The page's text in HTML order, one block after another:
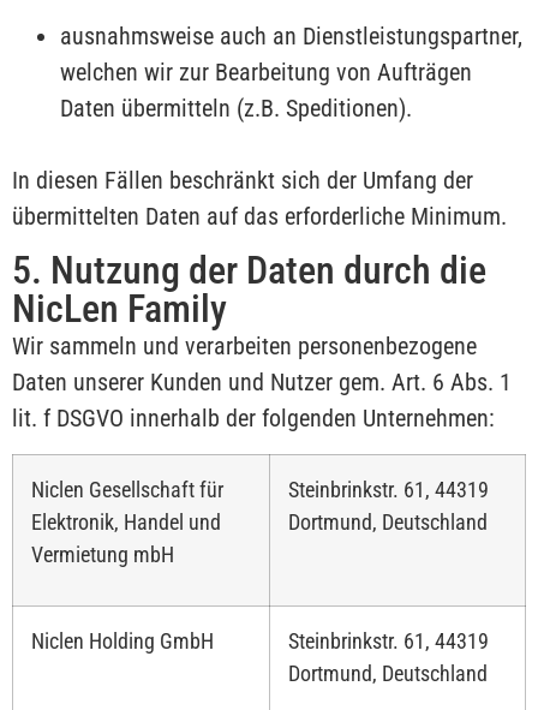
ausnahmsweise auch an Dienstleistungspartner,
welchen wir zur Bearbeitung von Aufträgen
Daten übermitteln (z.B. Speditionen).
In diesen Fällen beschränkt sich der Umfang der
übermittelten Daten auf das erforderliche Minimum.
5. Nutzung der Daten durch die
NicLen Family
Wir sammeln und verarbeiten personenbezogene
Daten unserer Kunden und Nutzer gem. Art. 6 Abs. 1
lit. f DSGVO innerhalb der folgenden Unternehmen:
Niclen Gesellschaft für
Elektronik, Handel und
Vermietung mbH
Steinbrinkstr. 61, 44319
Dortmund, Deutschland
Niclen Holding GmbH
Steinbrinkstr. 61, 44319
Dortmund, Deutschland